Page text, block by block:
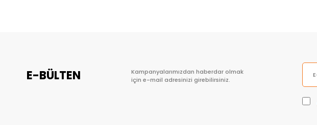
E-BÜLTEN
Kampanyalarımızdan haberdar olmak
için e-mail adresinizi girebilirsiniz.